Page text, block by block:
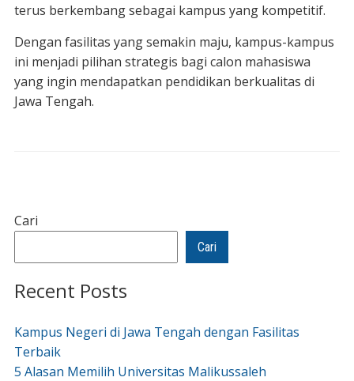
Cari
Cari
Recent Posts
Kampus Negeri di Jawa Tengah dengan Fasilitas
Terbaik
5 Alasan Memilih Universitas Malikussaleh
terus berkembang sebagai kampus yang kompetitif.
Dengan fasilitas yang semakin maju, kampus-kampus
ini menjadi pilihan strategis bagi calon mahasiswa
yang ingin mendapatkan pendidikan berkualitas di
Jawa Tengah.